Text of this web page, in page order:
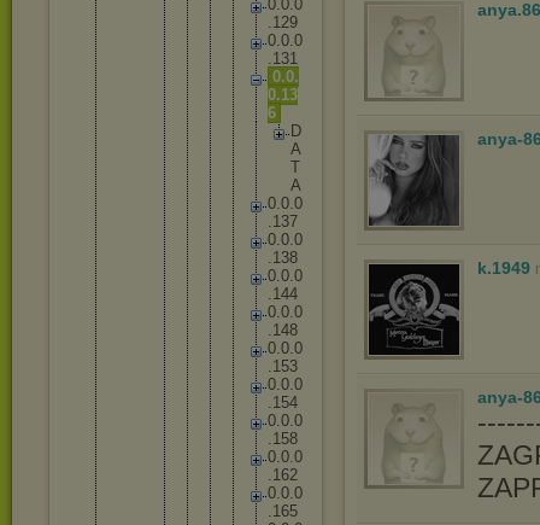
0.0.0
.129
0.0.0
.131
0.0.
0.13
6
D
A
T
A
0.0.0
.137
0.0.0
.138
0.0.0
.144
0.0.0
.148
0.0.0
.153
0.0.0
.154
0.0.0
.158
0.0.0
.162
0.0.0
.165
anya.86
anya-
k.1949
anya-